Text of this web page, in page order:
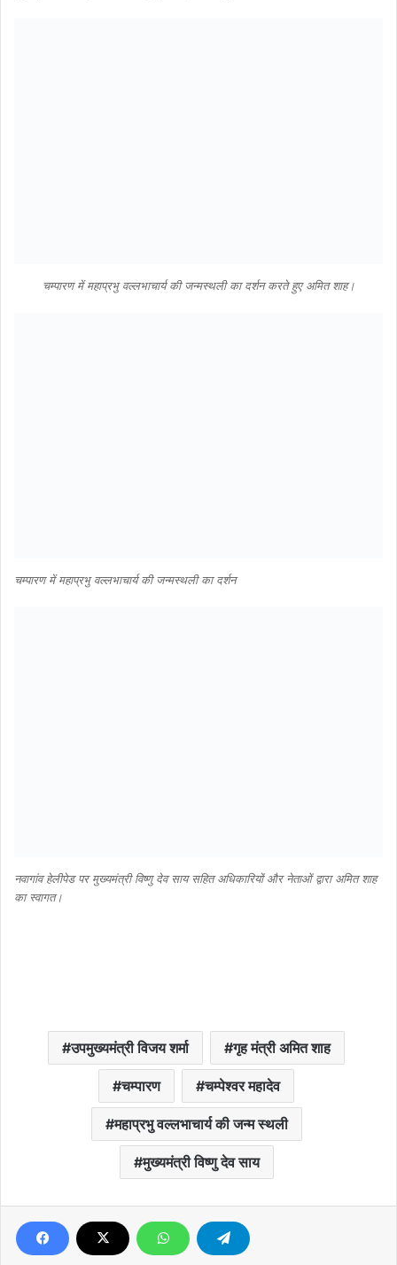
चम्पारण में महाप्रभु वल्लभाचार्य की जन्मस्थली का दर्शन करते हुए अमित शाह।
चम्पारण में महाप्रभु वल्लभाचार्य की जन्मस्थली का दर्शन
नवागांव हेलीपेड पर मुख्यमंत्री विष्णु देव साय सहित अधिकारियों और नेताओं द्वारा अमित शाह
का स्वागत।
उपमुख्यमंत्री विजय शर्मा गृह मंत्री अमित शाह
चम्पारण चम्पेश्वर महादेव
महाप्रभु वल्लभाचार्य की जन्म स्थली
मुख्यमंत्री विष्णु देव साय